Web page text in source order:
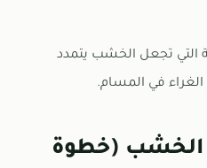
التي تجعل الخشب يتمدد
في المسام.
الخشب (خطوة